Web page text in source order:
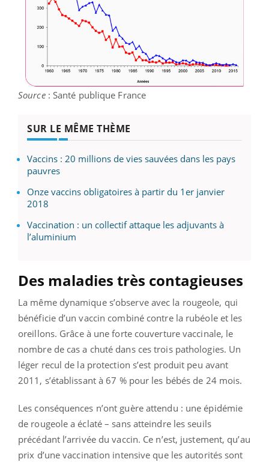
Source: Santé publique France
SUR LE MÊME THÈME
Vaccins : 20 millions de vies sauvées dans les pays
pauvres
Onze vaccins obligatoires à partir du 1er janvier
2018
Vaccination : un collectif attaque les adjuvants à
l’aluminium
Des maladies très contagieuses
La même dynamique s’observe avec la rougeole, qui
bénéficie d’un vaccin combiné contre la rubéole et les
oreillons. Grâce à une forte couverture vaccinale, le
nombre de cas a chuté dans ces trois pathologies. Un
léger recul de la protection s’est produit peu avant
2011, s’établissant à 67 % pour les bébés de 24 mois.
Les conséquences n’ont guère attendu : une épidémie
de rougeole a éclaté – sans atteindre les seuils
précédant l’arrivée du vaccin. Ce n’est, justement, qu’au
prix d’une vaccination intensive que les autorités sont